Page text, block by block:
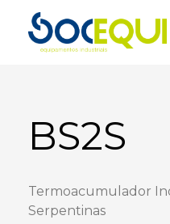
Tubagens e Acessórios
Ar Condicionado
BS2S
Termoacumulador
Serpentinas